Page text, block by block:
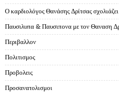
Ο καρδιολόγος Θανάσης Δρίτσας
Παυσιλυπα & Παυσιπονα με τον Θαναση
Περιβαλλον
Πολιτισμος
Προβολεις
Προσανατολισμοι